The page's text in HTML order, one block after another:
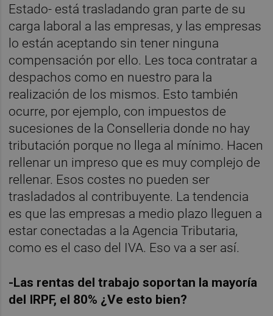
Estado- está trasladando gran parte de su
carga laboral a las empresas, y las empresas
lo están aceptando sin tener ninguna
compensación por ello. Les toca contratar a
despachos como en nuestro para la
realización de los mismos. Esto también
ocurre, por ejemplo, con impuestos de
sucesiones de la Conselleria donde no hay
tributación porque no llega al mínimo. Hacen
rellenar un impreso que es muy complejo de
rellenar. Esos costes no pueden ser
trasladados al contribuyente. La tendencia
es que las empresas a medio plazo lleguen a
estar conectadas a la Agencia Tributaria,
como es el caso del IVA. Eso va a ser así.
-Las rentas del trabajo soportan la mayoría
del IRPF, el 80% ¿Ve esto bien?